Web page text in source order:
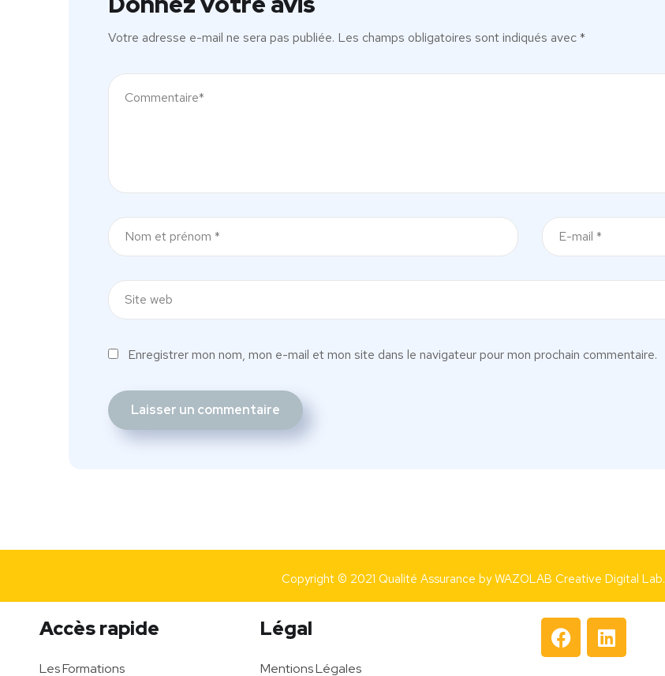
Votre adresse e-mail ne sera pas publiée. Les champs obligatoires sont indiqués avec*
Enregistrer mon nom, mon e-mail et mon site dans le navigateur pour mon prochain commentaire.
Copyright © 2021 Qualité Assurance byWAZOLAB Creative Digital Lab.
Accès rapide
Les Formations
Légal
Mentions Légales